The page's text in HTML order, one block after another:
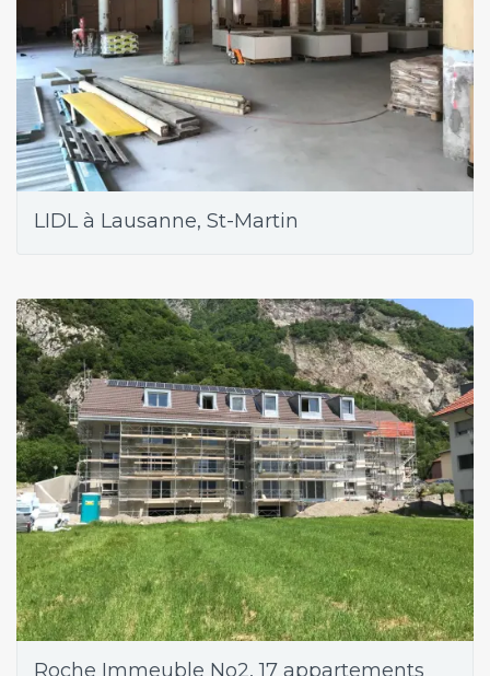
LIDL à Lausanne, St-Martin
Roche Immeuble No2, 17 appartements